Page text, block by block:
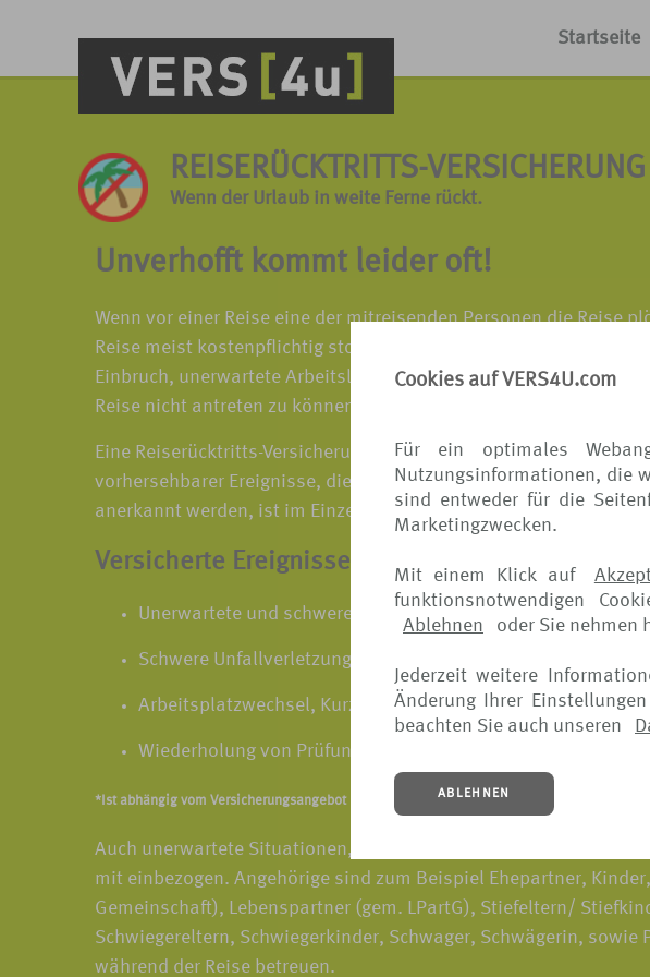
Cookies auf VERS4U.com
Für ein optimales
Nutzungsinformationen, die
sind entweder für die
Marketingzwecken.
Mit einem Klick auf
funktionsnotwendigen
Ablehnen
oder Sie nehmen
Jederzeit weitere
Änderung Ihrer
beachten Sie auch unseren
ABLEHNEN
Startseite
REISERÜCKTRITTS-VERSICHERUNG
Wenn der Urlaub in weite Ferne rückt.
Unverhofft kommt leider oft!
Wenn vor einer Reise eine der mitreisenden Personen die Reise
Reise meist kostenpflichtig storniert oder umgebucht werden.
Einbruch, unerwartete Arbeitslosigkeit, Jobwechsel oder eine
Reise nicht antreten zu können.
Eine Reiserücktritts-Versicherung schützt alle Reisenden vor
vorhersehbarer Ereignisse, die zum Nicht-Antritt des Urlaubs
anerkannt werden, ist im Einzelfall zu prüfen.
Versicherte Ereignisse sind zum Beispiel*:
Unerwartete und schwere Erkrankung
Schwere Unfallverletzung, Tod, Impfunverträglichkeit
Arbeitsplatzwechsel, Kurzarbeit, Verlust des Arbeitsplatzes
Wiederholung von Prüfungen, Nichtversetzung
*Ist abhängig vom Versicherungsangebot und Versicherer. Details entnehmen Sie bitte
Auch unerwartete Situationen, die bei Angehörigen der
mit einbezogen. Angehörige sind zum Beispiel Ehepartner,
Gemeinschaft), Lebenspartner (gem. LPartG), Stiefeltern/
Schwiegereltern, Schwiegerkinder, Schwager, Schwägerin,
während der Reise betreuen.